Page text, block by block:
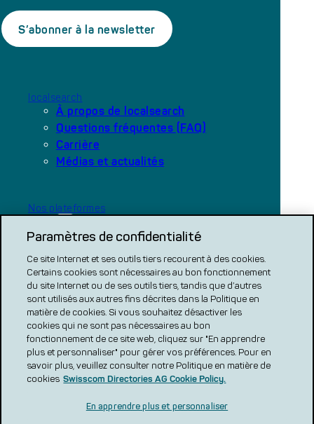
localsearch
À propos de localsearch
Questions fréquentes (FAQ)
Carrière
Médias et actualités
Nos plateformes
search.ch
COMPARATIF CH
renovero
Localcities
Paramètres de confidentialité
Ce site Internet et ses outils tiers recourent à des cookies.
Certains cookies sont nécessaires au bon fonctionnement
du site Internet ou de ses outils tiers, tandis que d’autres
sont utilisés aux autres fins décrites dans la Politique en
matière de cookies. Si vous souhaitez désactiver les
cookies qui ne sont pas nécessaires au bon
fonctionnement de ce site web, cliquez sur "En apprendre
plus et personnaliser" pour gérer vos préférences. Pour en
savoir plus, veuillez consulter notre Politique en matière de
cookies Swisscom Directories AG Cookie Policy.
En apprendre plus et personnaliser